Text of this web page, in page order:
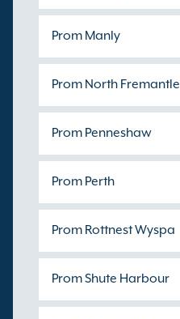
Prom Manly
Prom North Fremantle
Prom Penneshaw
Prom Perth
Prom Rottnest Wyspa
Prom Shute Harbour